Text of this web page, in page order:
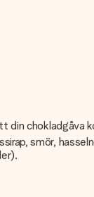
din
smör,